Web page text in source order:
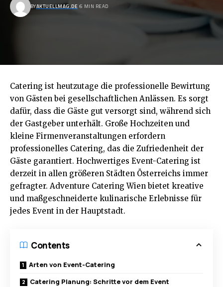
BYAKTUELLMAG.DE 6 MIN READ
Catering ist heutzutage die professionelle Bewirtung
von Gästen bei gesellschaftlichen Anlässen. Es sorgt
dafür, dass die Gäste gut versorgt sind, während sich
der Gastgeber unterhält. Große Hochzeiten und
kleine Firmenveranstaltungen erfordern
professionelles Catering, das die Zufriedenheit der
Gäste garantiert. Hochwertiges Event-Catering ist
derzeit in allen größeren Städten Österreichs immer
gefragter. Adventure Catering Wien bietet kreative
und maßgeschneiderte kulinarische Erlebnisse für
jedes Event in der Hauptstadt.
Contents
Arten von Event-Catering
Catering Planung: Schritte vor dem Event